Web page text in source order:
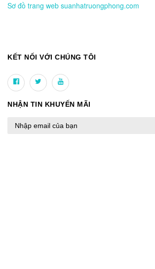
Sơ đồ trang web suanhatruongphong.com
KẾT NỐI VỚI CHÚNG TÔI
NHẬN TIN KHUYẾN MÃI